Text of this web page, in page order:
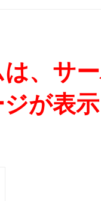
、サ
が表